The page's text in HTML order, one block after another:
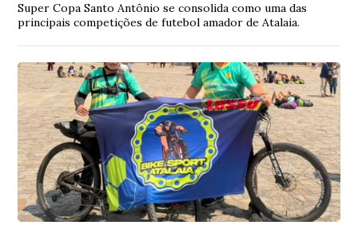
Super Copa Santo Antônio se consolida como uma das
principais competições de futebol amador de Atalaia.